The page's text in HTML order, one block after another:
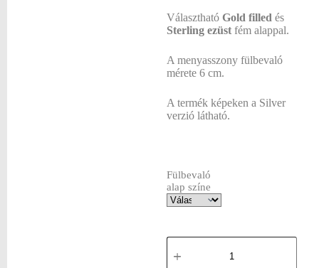
Választható Gold filled és
Sterling ezüst fém alappal.
A menyasszony fülbevaló
mérete 6 cm.
A termék képeken a Silver
verzió látható.
Fülbevaló
alap színe